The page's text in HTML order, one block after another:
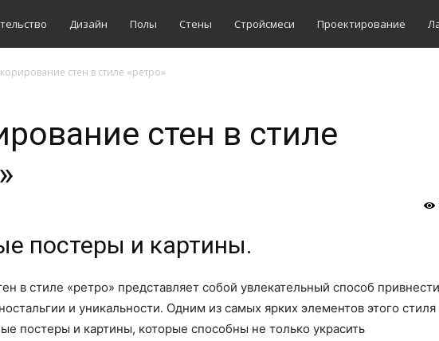
Дизайн Полы Стены Стройсмеси Проектирование
стен в стиле «ретро»
стен в стиле
постеры и картины.
в стиле «ретро» представляет собой увлекательный способ привнести
и уникальности. Одним из самых ярких элементов этого стиля
постеры и картины, которые способны не только украсить